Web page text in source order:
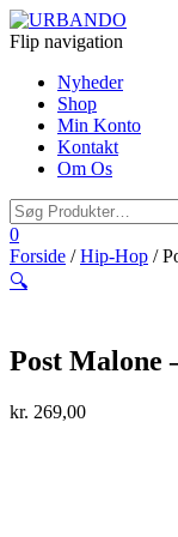
Flip navigation
Nyheder
Shop
Min Konto
Kontakt
Om Os
0
Forside /Hip-Hop /
🔍
Post Malone
kr. 269,00